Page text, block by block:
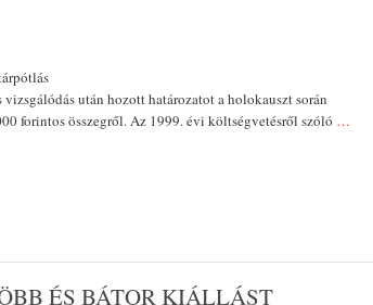
után hozott ha­tározatot a holokauszt során
forintos összegről. Az 1999. évi költségvetésről szóló …
ÉS BÁTOR KIÁLLÁST